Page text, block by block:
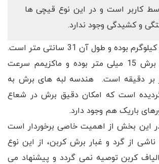
کاربر است و در این نوع قیچی ها
و کشیدگی وجود ندارد.
وزن این قیچی دو کیلوگرم بوده و طول آن 31 سانتی متر است.
ماگزیمم ضخامت برش 15 میلی متر بوده و ماکزیمم سرعت
آن 12 متر بر دقیقه است. هندسه لبه های برش به
است که امکان دقیق برش در شعاع
باریک هم وجود دارد.
این بخش از اهمیت خاصی برخوردار است
ناشی از گرد و غبار برش کربن، از این نوع
کربن توصیه نمی گردد و پیشنهاد می